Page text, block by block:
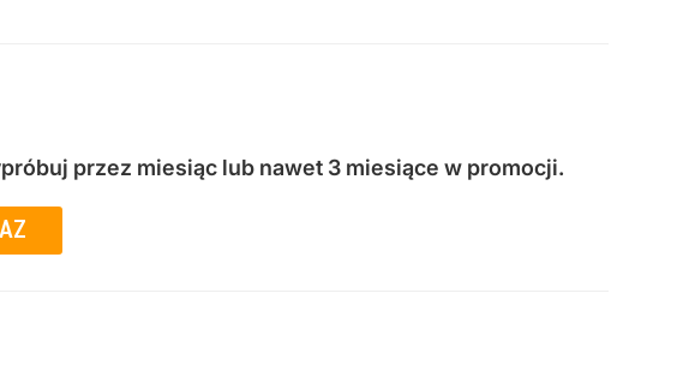
przez miesiąc lub nawet 3 miesiące w promocji.